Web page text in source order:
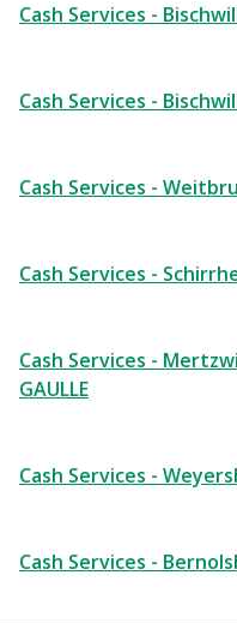
Cash Services -
Cash Services -
Cash Services -
Cash Services -
Cash Services -
GAULLE
Cash Services -
Cash Services -